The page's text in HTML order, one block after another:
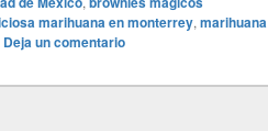
marihuana en monterrey, marihuana
Deja un comentario